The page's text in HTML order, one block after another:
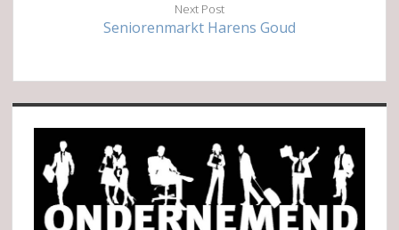
Next Post
Seniorenmarkt Harens Goud
Sidebar